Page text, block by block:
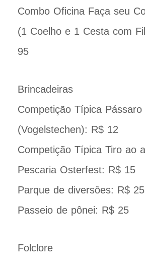
Combo Oficina Faça seu
(1 Coelho e 1 Cesta com
95
Brincadeiras
Competição Típica
(Vogelstechen): R$ 12
Competição Típica Tiro ao
Pescaria Osterfest: R$ 15
Parque de diversões: R$ 25
Passeio de pônei: R$ 25
Folclore